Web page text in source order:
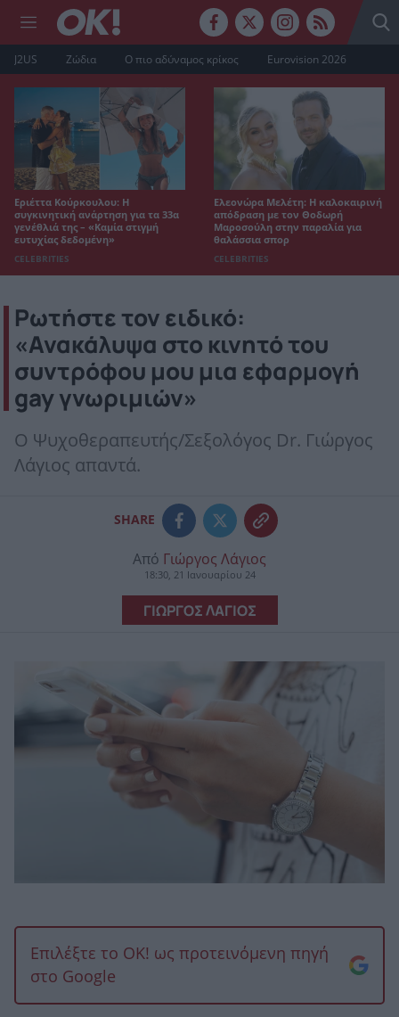
J2US Ζώδια Ο πιο αδύναμος κρίκος Eurovision 2026
Εριέττα Κούρκουλου: Η
συγκινητική ανάρτηση για τα 33α
γενέθλιά της – «Καμία στιγμή
ευτυχίας δεδομένη»
CELEBRITIES
Ελεονώρα Μελέτη: Η καλοκαιρινή
απόδραση με τον Θοδωρή
Μαροσούλη στην παραλία για
θαλάσσια σπορ
CELEBRITIES
Ρωτήστε τον ειδικό:
«Ανακάλυψα στο κινητό του
συντρόφου μου μια εφαρμογή
gay γνωριμιών»
Ο Ψυχοθεραπευτής/Σεξολόγος Dr. Γιώργος
Λάγιος απαντά.
SHARE
Από Γιώργος Λάγιος
18:30, 21 Ιανουαρίου 24
ΓΙΩΡΓΟΣ ΛΑΓΙΟΣ
Επιλέξτε το OK! ως προτεινόμενη πηγή
στο Google